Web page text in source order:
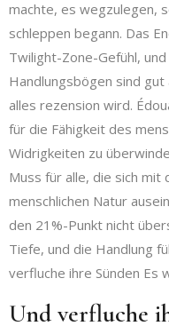
machte, es wegzulegen,
schleppen begann. Das
Twilight-Zone-Gefühl,
Handlungsbögen sind
alles rezension wird.
für die Fähigkeit des
Widrigkeiten zu
Muss für alle, die sich
menschlichen Natur
den 21%-Punkt nicht
Tiefe, und die Handlung
verfluche ihre Sünden Es
Und verfluche